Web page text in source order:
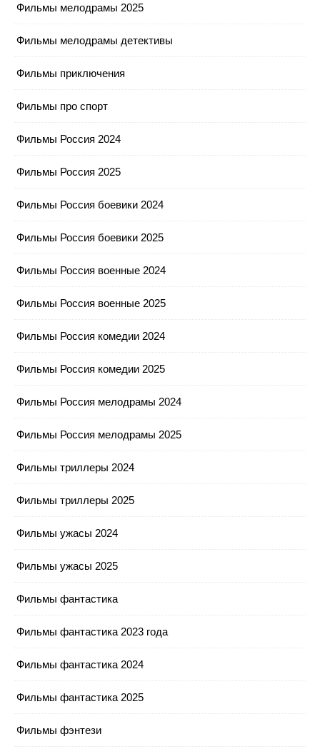
Фильмы мелодрамы 2025
Фильмы мелодрамы детективы
Фильмы приключения
Фильмы про спорт
Фильмы Россия 2024
Фильмы Россия 2025
Фильмы Россия боевики 2024
Фильмы Россия боевики 2025
Фильмы Россия военные 2024
Фильмы Россия военные 2025
Фильмы Россия комедии 2024
Фильмы Россия комедии 2025
Фильмы Россия мелодрамы 2024
Фильмы Россия мелодрамы 2025
Фильмы триллеры 2024
Фильмы триллеры 2025
Фильмы ужасы 2024
Фильмы ужасы 2025
Фильмы фантастика
Фильмы фантастика 2023 года
Фильмы фантастика 2024
Фильмы фантастика 2025
Фильмы фэнтези